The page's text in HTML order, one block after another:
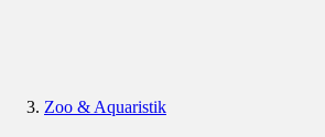
Zoo & Aquaristik